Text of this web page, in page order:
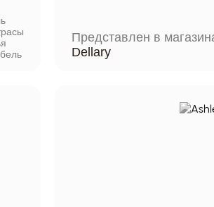
Представлен в
Dellary